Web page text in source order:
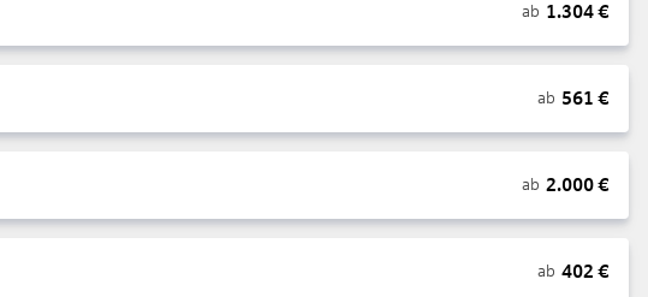
ab 1.304€
ab 561 €
ab 2.000€
ab 402 €